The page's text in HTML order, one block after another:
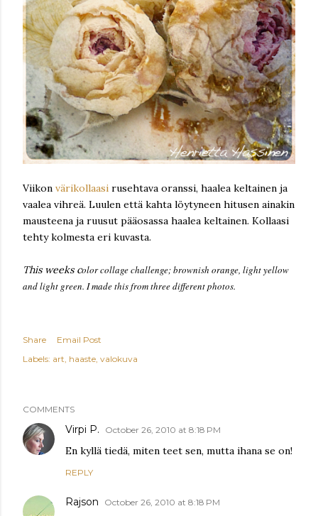
Viikon värikollaasi rusehtava oranssi, haalea keltainen ja
vaalea vihreä. Luulen että kahta löytyneen hitusen ainakin
mausteena ja ruusut pääosassa haalea keltainen. Kollaasi
tehty kolmesta eri kuvasta.
This weeks color collage challenge; brownish orange, light yellow
and light green. I made this from three different photos.
Share
Email Post
Labels: art haaste valokuva
COMMENTS
Virpi P. October 26, 2010 at 8:18 PM
En kyllä tiedä, miten teet sen, mutta ihana se on!
REPLY
Rajson October 26, 2010 at 8:18 PM